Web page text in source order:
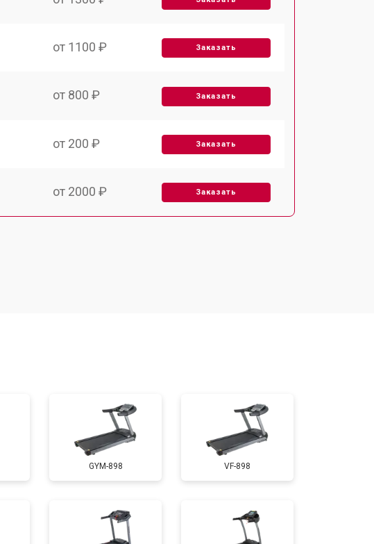
от 1100 ₽ Заказать
от 800 ₽ Заказать
от 200 ₽ Заказать
от 2000 ₽ Заказать
от 1500 ₽ Заказать
от 1000 ₽ Заказать
GYM-898 VF-898